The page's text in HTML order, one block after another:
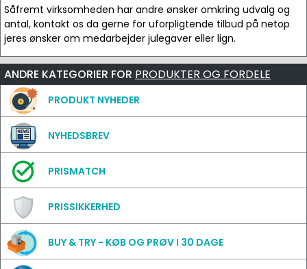
Såfremt virksomheden har andre ønsker omkring udvalg og
antal, kontakt os da gerne for uforpligtende tilbud på netop
jeres ønsker om medarbejder julegaver eller lign.
ANDRE KATEGORIER FOR PRODUKTER OG FORDELE
PRODUKT NYHEDER
NYHEDSBREV
PRISMATCH
PRISSIKKERHED
BUY & TRY - KØB OG PRØV I 30 DAGE